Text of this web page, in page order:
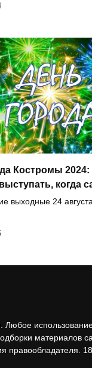
Костромы
когда
выходные 24
Любое
материалов
правообладателя.